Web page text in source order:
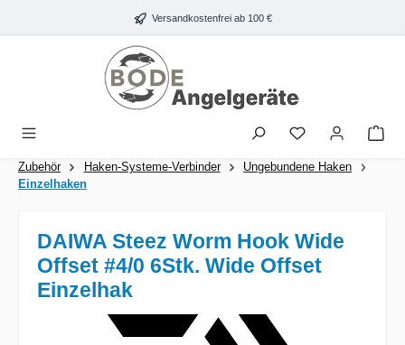
Zum Hauptinhalt springen Versandkostenfrei ab 100 €
Zubehör Haken-Systeme-Verbinder
Ungebundene Haken
Einzelhaken
DAIWA Steez Worm Hook Wide
Offset #4/0 6Stk. Wide Offset
Einzelhak